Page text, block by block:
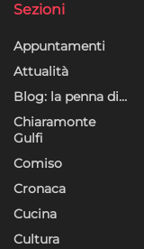
Sezioni
Appuntamenti
Attualità
Blog: la penna di…
Chiaramonte
Gulfi
Comiso
Cronaca
Cucina
Cultura